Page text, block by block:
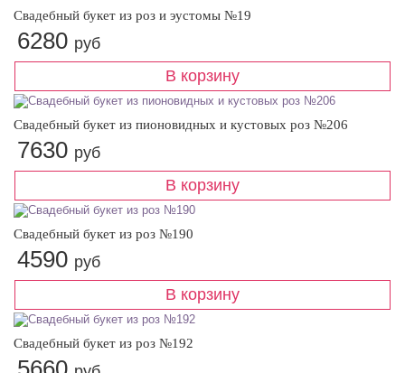
Свадебный букет из роз и эустомы №19
6280 руб
Свадебный букет из пионовидных и кустовых роз №206
7630 руб
Свадебный букет из роз №190
4590 руб
Свадебный букет из роз №192